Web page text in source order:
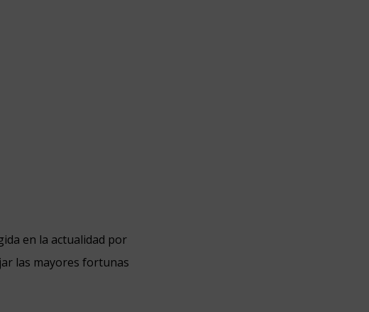
en la actualidad por
las mayores fortunas